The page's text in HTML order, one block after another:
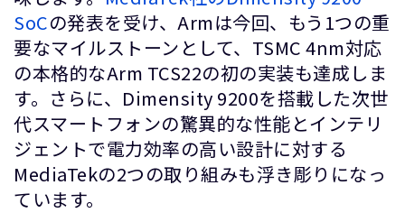
SoCの発表を受け、Armは今回、もう1つの重
要なマイルストーンとして、TSMC 4nm対応
の本格的なArm TCS22の初の実装も達成しま
す。さらに、Dimensity 9200を搭載した次世
代スマートフォンの驚異的な性能とインテリ
ジェントで電力効率の高い設計に対する
MediaTekの2つの取り組みも浮き彫りになっ
ています。